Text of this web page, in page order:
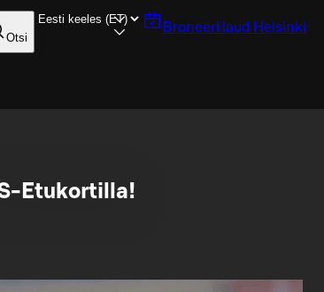
Otsi
Broneeri laud Helsinki
Etukortilla!